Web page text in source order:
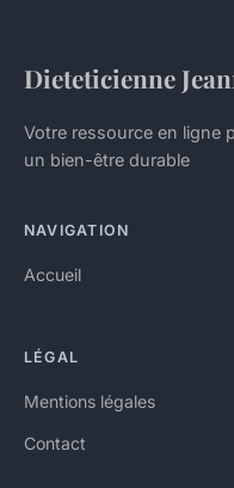
Dieteticienne
Votre ressource en ligne
un bien-être durable
NAVIGATION
Accueil
LÉGAL
Mentions légales
Contact